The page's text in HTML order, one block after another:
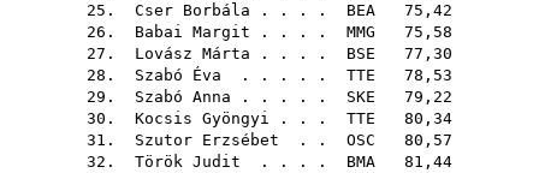
25. Cser Borbála . . . . BEA 75,42
26. Babai Margit . . . . MMG 75,58
27. Lovász Márta . . . . BSE 77,30
28. Szabó Éva . . . . . TTE 78,53
29. Szabó Anna . . . . . SKE 79,22
30. Kocsis Gyöngyi . . . TTE 80,34
31. Szutor Erzsébet . . OSC 80,57
32. Török Judit . . . . BMA 81,44